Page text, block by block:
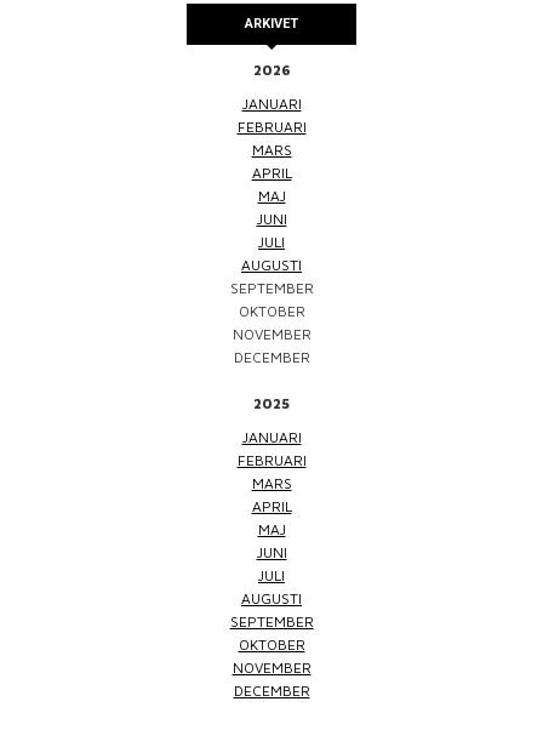
ARKIVET
2026
JANUARI
FEBRUARI
MARS
APRIL
MAJ
JUNI
JULI
AUGUSTI
SEPTEMBER
OKTOBER
NOVEMBER
DECEMBER
2025
JANUARI
FEBRUARI
MARS
APRIL
MAJ
JUNI
JULI
AUGUSTI
SEPTEMBER
OKTOBER
NOVEMBER
DECEMBER